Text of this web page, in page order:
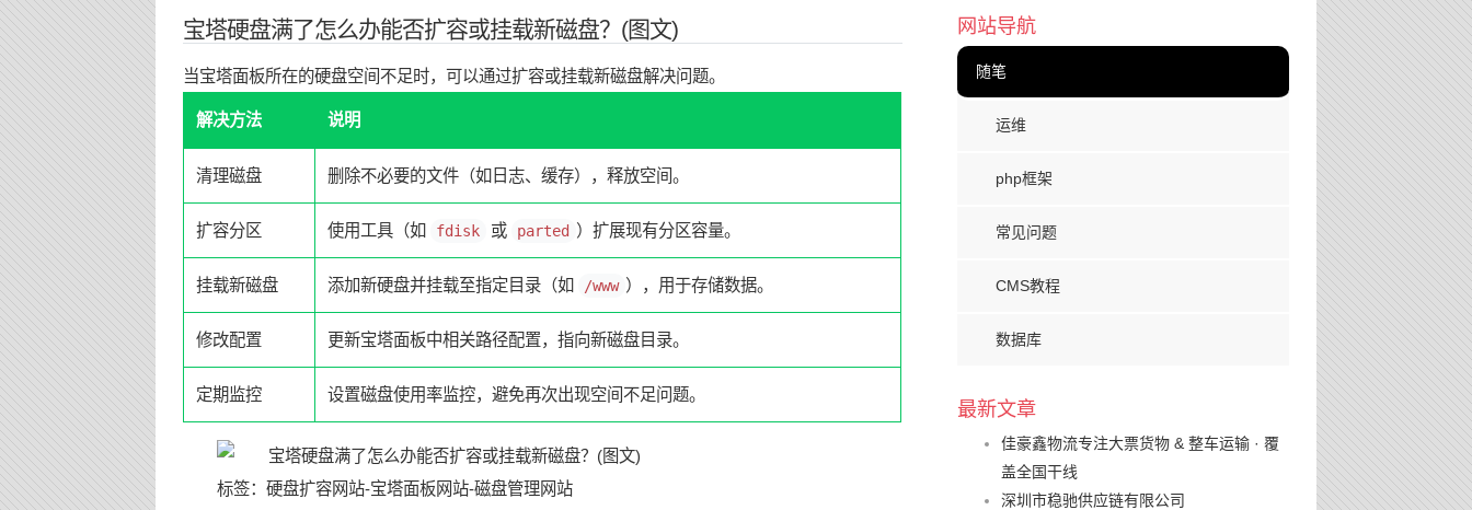
宝塔硬盘满了怎么办能否扩容或挂载新磁盘？(图文)
当宝塔面板所在的硬盘空间不足时，可以通过扩容或挂载新磁盘解决问题。
解决方法 说明
清理磁盘 删除不必要的文件（如日志、缓存），释放空间。
扩容分区 使用工具（如 fdisk 或 parted ）扩展现有分区容量。
挂载新磁盘 添加新硬盘并挂载至指定目录（如 /www ），用于存储数据。
修改配置 更新宝塔面板中相关路径配置，指向新磁盘目录。
定期监控 设置磁盘使用率监控，避免再次出现空间不足问题。
标签： 硬盘扩容网站-宝塔面板网站-磁盘管理网站
网站导航
随笔
运维
php框架
常见问题
CMS教程
数据库
最新文章
佳豪鑫物流专注大票货物 & 整车运输 · 覆
盖全国干线
深圳市稳驰供应链有限公司